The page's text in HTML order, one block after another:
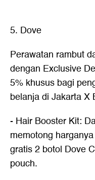
5. Dove
Perawatan rambut
dengan Exclusive
5% khusus bagi
belanja di Jakarta X
- Hair Booster Kit:
memotong
gratis 2 botol Dove
pouch.